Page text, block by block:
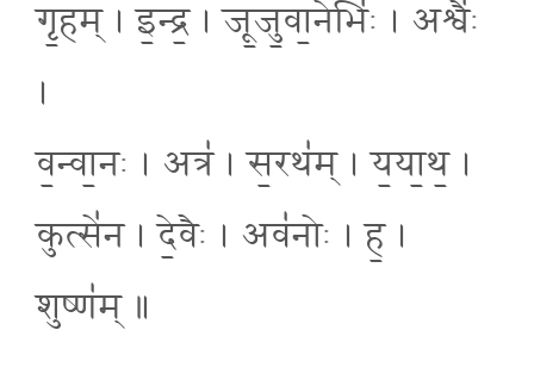
गृ॒हम् । इ॒न्द्र॒ । जू॒जु॒वा॒नेभिः॑ । अश्वैः॑
।
व॒न्वा॒नः । अत्र॑ । स॒रथ॑म् । य॒या॒थ॒ ।
कुत्से॑न । दे॒वैः । अव॑नोः । ह॒ ।
शुष्ण॑म् ॥